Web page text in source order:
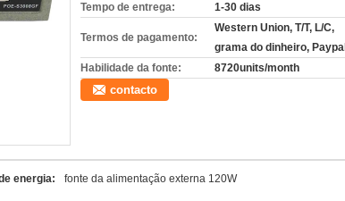
Tempo de entrega:
1-30 dias
Termos de pagamento:
Western Union, T/T, L/C,
grama do dinheiro, Paypal
Habilidade da fonte:
8720units/month
contacto
energia: fonte da alimentação externa 120W